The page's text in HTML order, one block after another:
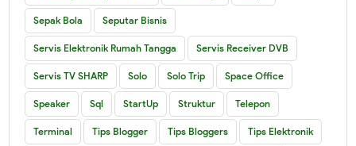
Sepak Bola Seputar Bisnis
Servis Elektronik Rumah Tangga Servis Receiver DVB
Servis TV SHARP Solo Solo Trip Space Office
Speaker Sql StartUp Struktur Telepon
Terminal Tips Blogger Tips Bloggers Tips Elektronik